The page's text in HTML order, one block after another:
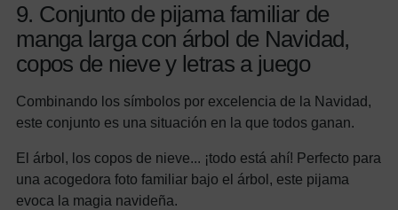
9. Conjunto de pijama familiar de
manga larga con árbol de Navidad,
copos de nieve y letras a juego
Combinando los símbolos por excelencia de la Navidad,
este conjunto es una situación en la que todos ganan.
El árbol, los copos de nieve... ¡todo está ahí! Perfecto para
una acogedora foto familiar bajo el árbol, este pijama
evoca la magia navideña.